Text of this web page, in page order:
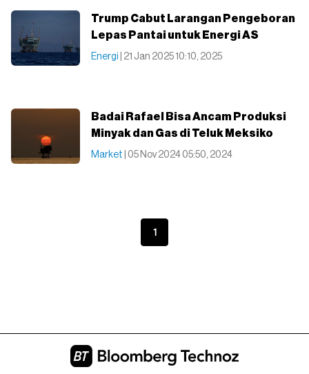
Trump Cabut Larangan Pengeboran
Lepas Pantai untuk Energi AS
Energi | 21 Jan 2025 10:10, 2025
Badai Rafael Bisa Ancam Produksi
Minyak dan Gas di Teluk Meksiko
Market | 05 Nov 2024 05:50, 2024
1